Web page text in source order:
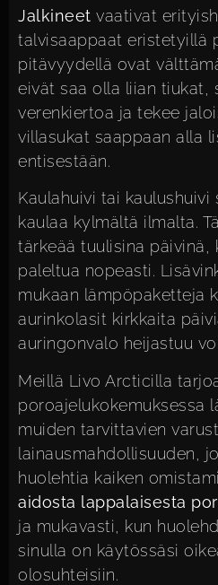
Jalkineet vaativat
talvisaappaat eristetyillä
pitävyydellä ovat
eivät saa olla liian tiukat,
verenkiertoa ja tekee
villasukat saappaan alla
entisestään.
Kaulahuivi tai kaulushuivi
kaulaa kylmältä ilmalta.
tärkeää tuulisina päivinä,
paleltua nopeasti.
mukaan lämpöpaketteja
aurinkolasit kirkkaita
auringonvalo heijastuu
Meillä Livo Arcticilla
poroajelukokemuksessa
muiden tarvittavien
lainausmahdollisuuden,
huolehtia kaiken
aidosta lappalaisesta
ja mukavasti, kun
sinulla on käytössäsi
olosuhteisiin.